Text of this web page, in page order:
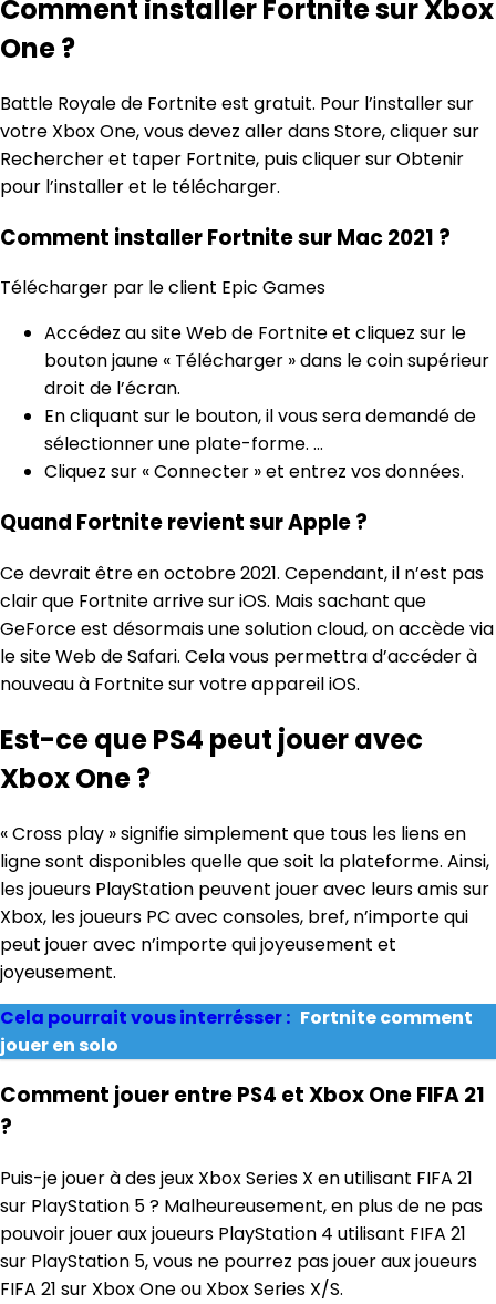
Comment installer Fortnite sur Xbox
One ?
Battle Royale de Fortnite est gratuit. Pour l’installer sur
votre Xbox One, vous devez aller dans Store, cliquer sur
Rechercher et taper Fortnite, puis cliquer sur Obtenir
pour l’installer et le télécharger.
Comment installer Fortnite sur Mac 2021 ?
Télécharger par le client Epic Games
Accédez au site Web de Fortnite et cliquez sur le
bouton jaune « Télécharger » dans le coin supérieur
droit de l’écran.
En cliquant sur le bouton, il vous sera demandé de
sélectionner une plate-forme. …
Cliquez sur « Connecter » et entrez vos données.
Quand Fortnite revient sur Apple ?
Ce devrait être en octobre 2021. Cependant, il n’est pas
clair que Fortnite arrive sur iOS. Mais sachant que
GeForce est désormais une solution cloud, on accède via
le site Web de Safari. Cela vous permettra d’accéder à
nouveau à Fortnite sur votre appareil iOS.
Est-ce que PS4 peut jouer avec
Xbox One ?
« Cross play » signifie simplement que tous les liens en
ligne sont disponibles quelle que soit la plateforme. Ainsi,
les joueurs PlayStation peuvent jouer avec leurs amis sur
Xbox, les joueurs PC avec consoles, bref, n’importe qui
peut jouer avec n’importe qui joyeusement et
joyeusement.
Cela pourrait vous interrésser : Fortnite comment
jouer en solo
Comment jouer entre PS4 et Xbox One FIFA 21
?
Puis-je jouer à des jeux Xbox Series X en utilisant FIFA 21
sur PlayStation 5 ? Malheureusement, en plus de ne pas
pouvoir jouer aux joueurs PlayStation 4 utilisant FIFA 21
sur PlayStation 5, vous ne pourrez pas jouer aux joueurs
FIFA 21 sur Xbox One ou Xbox Series X/S.